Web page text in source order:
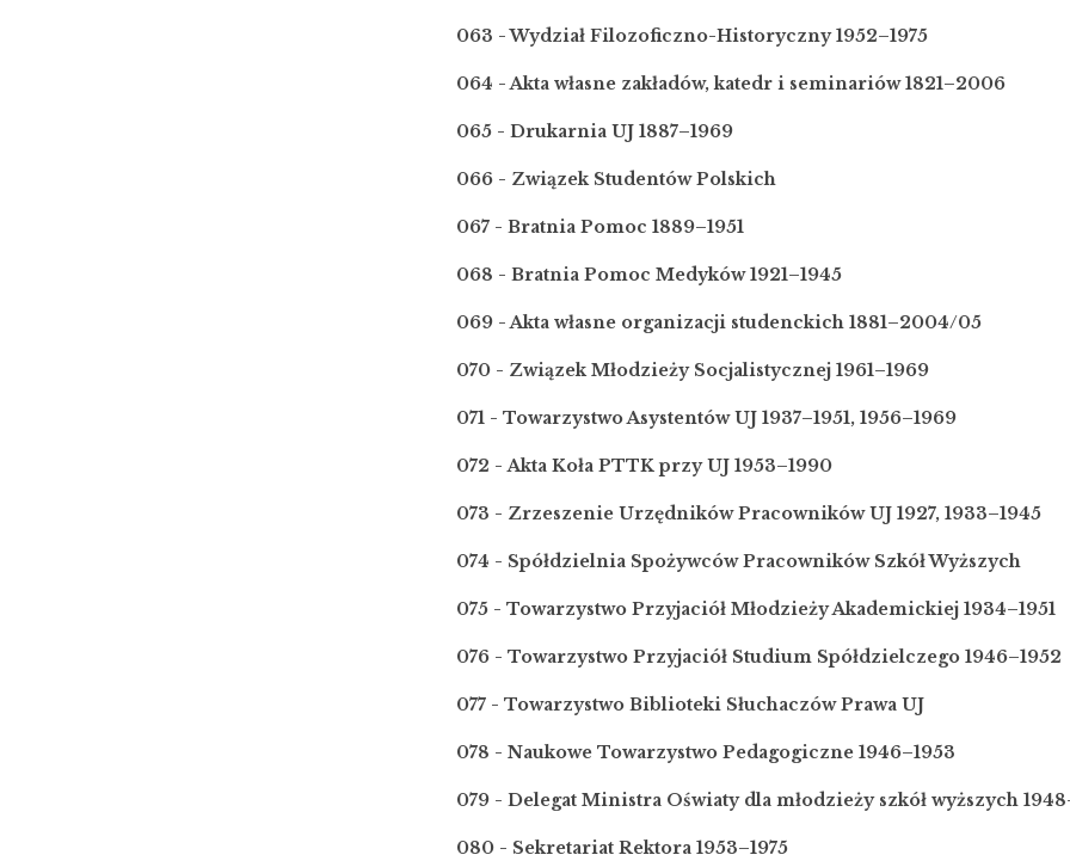
063 - Wydział Filozoficzno-Historyczny 1952–1975
064 - Akta własne zakładów, katedr i seminariów 1821–2006
065 - Drukarnia UJ 1887–1969
066 - Związek Studentów Polskich
067 - Bratnia Pomoc 1889–1951
068 - Bratnia Pomoc Medyków 1921–1945
069 - Akta własne organizacji studenckich 1881–2004/05
070 - Związek Młodzieży Socjalistycznej 1961–1969
071 - Towarzystwo Asystentów UJ 1937–1951, 1956–1969
072 - Akta Koła PTTK przy UJ 1953–1990
073 - Zrzeszenie Urzędników Pracowników UJ 1927, 1933–1945
074 - Spółdzielnia Spożywców Pracowników Szkół Wyższych
075 - Towarzystwo Przyjaciół Młodzieży Akademickiej 1934–1951
076 - Towarzystwo Przyjaciół Studium Spółdzielczego 1946–1952
077 - Towarzystwo Biblioteki Słuchaczów Prawa UJ
078 - Naukowe Towarzystwo Pedagogiczne 1946–1953
079 - Delegat Ministra Oświaty dla młodzieży szkół wyższych
080 - Sekretariat Rektora 1953–1975